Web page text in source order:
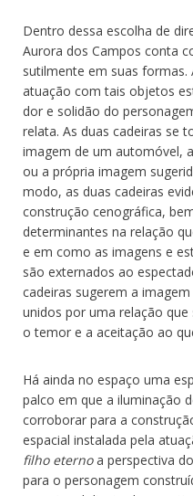
Dentro dessa escolha de
Aurora dos Campos conta
sutilmente em suas
atuação com tais objetos
dor e solidão do
relata. As duas cadeiras se
imagem de um automóvel,
ou a própria imagem
modo, as duas cadeiras
construção cenográfica,
determinantes na relação
e em como as imagens e
são externados ao
cadeiras sugerem a
unidos por uma relação
o temor e a aceitação ao
Há ainda no espaço uma
palco em que a iluminação
corroborar para a
espacial instalada pela
filho eternoa perspectiva
para o personagem